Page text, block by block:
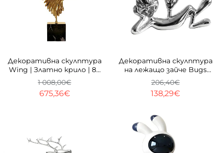
Декоративна скулптура
Wing | Златно крило | 83
см | Алуминий
675,36€
1 008,00€
Декоративна скулптура
на лежащо зайче Bugs
Bunny | Хромирана | 43cm
138,29€
206,40€